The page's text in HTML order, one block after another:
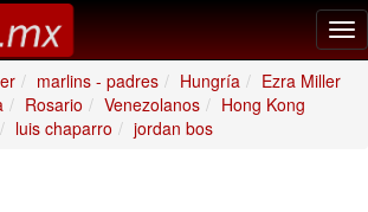
marlins - padres Hungría
Ezra Miller
Rosario Venezolanos
Hong Kong
luis chaparro
jordan bos